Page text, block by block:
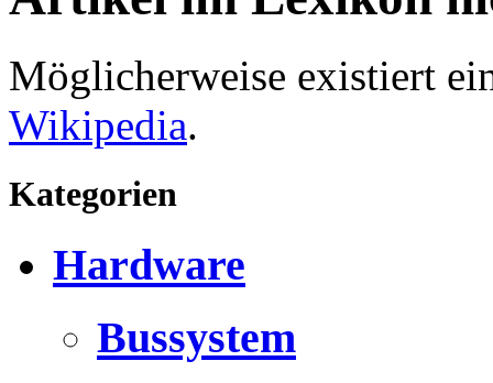
Möglicherweise existiert
Wikipedia.
Kategorien
Hardware
Bussystem